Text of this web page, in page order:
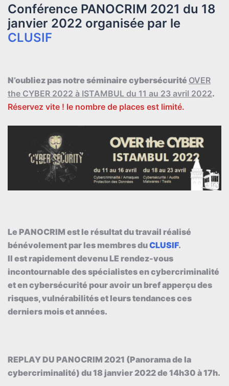
Conférence PANOCRIM 2021 du 18
janvier 2022 organisée par le
CLUSIF
N’oubliez pas notre séminaire cybersécurité OVER
the CYBER 2022 à ISTAMBUL du 11 au 23 avril 2022.
Réservez vite ! le nombre de places est limité.
Le PANOCRIM est le résultat du travail réalisé
bénévolement par les membres duCLUSIF.
Il est rapidement devenu LE rendez-vous
incontournable des spécialistes en cybercriminalité
et en cybersécurité pour avoir un bref apperçu des
risques, vulnérabilités et leurs tendances ces
derniers mois et années.
REPLAY DU PANOCRIM 2021 (Panorama de la
cybercriminalité) du 18 janvier 2022 de 14h30 à 17h.